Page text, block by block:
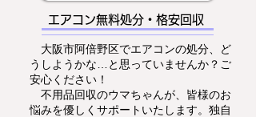
エアコン無料処分・格安回収
大阪市阿倍野区でエアコンの処分、ど
うしようかな…と思っていませんか？ご
安心ください！
不用品回収のウマちゃんが、皆様のお
悩みを優しくサポートいたします。独自